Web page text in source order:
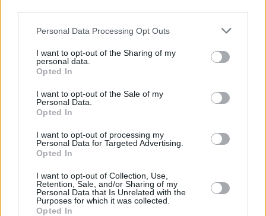
Personal Data Processing Opt Outs
I want to opt-out of the Sharing of my
personal data.
Opted In
I want to opt-out of the Sale of my
Personal Data.
Opted In
I want to opt-out of processing my
Personal Data for Targeted Advertising.
Opted In
I want to opt-out of Collection, Use,
Retention, Sale, and/or Sharing of my
Personal Data that Is Unrelated with the
Purposes for which it was collected.
Opted In
Escribir un comentario
Nombre
(requerido)
Refescar